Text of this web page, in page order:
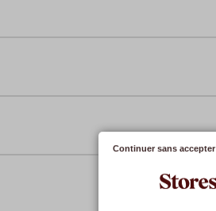
Continuer sans accepter